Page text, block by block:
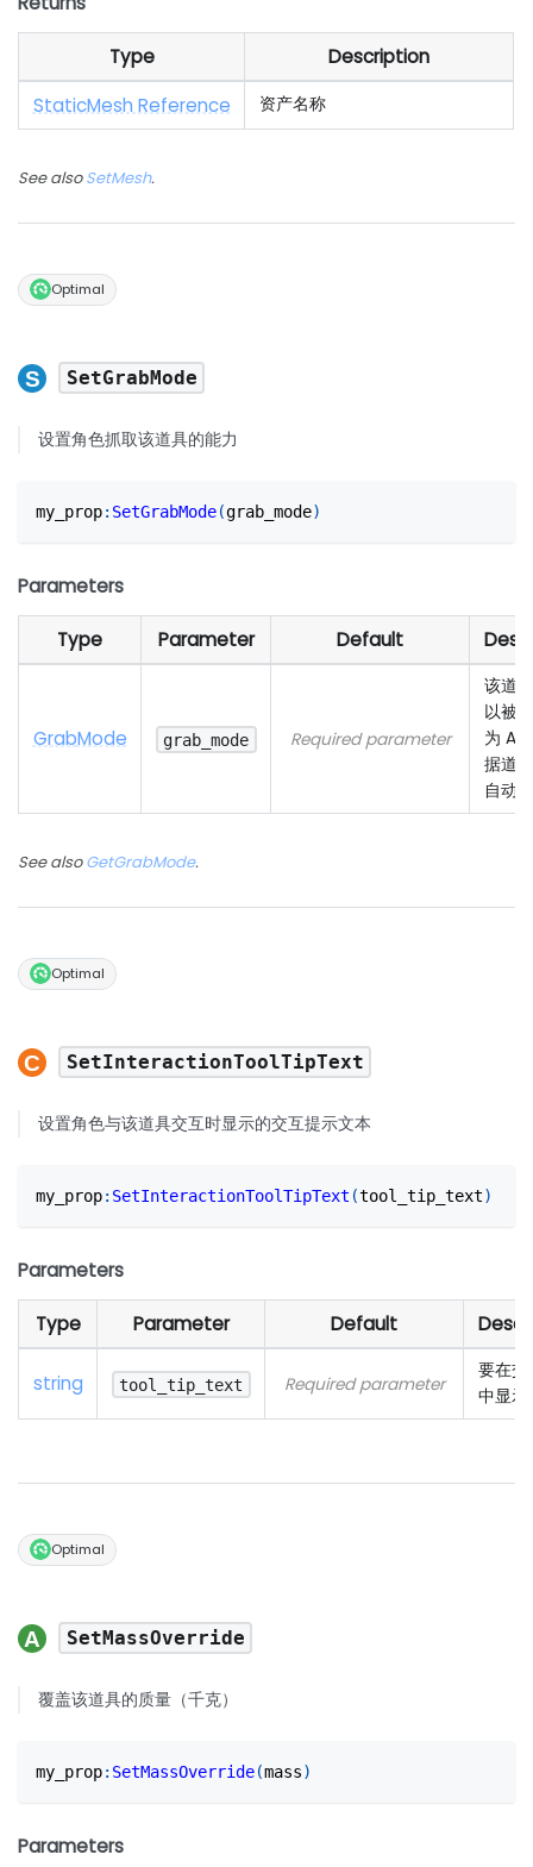
Type
Description
StaticMesh Reference
资产名称
See alsoSetMesh.
Optimal
SetGrabMode
设置角色抓取该道具的能力
my_prop: SetGrabMode(grab_mode)
Parameters
Type Parameter Default
GrabMode grab_mode Required parameter
该道
以被
为
据道
自动
See alsoGetGrabMode.
Optimal
SetInteractionToolTipText
设置角色与该道具交互时显示的交互提示文本
my_prop: SetInteractionToolTipText (tool_tip_text)
Parameters
Type Parameter Default
string tool_tip_text Required parameter
要在交
中显示
Optimal
SetMassOverride
覆盖该道具的质量（千克）
my_prop: SetMassOverride(mass)
Parameters